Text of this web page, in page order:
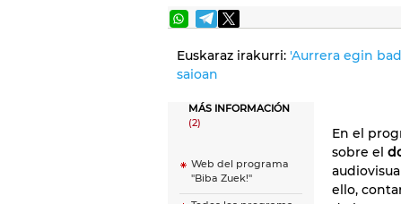
Euskaraz irakurri: 'Aurrera egin
saioan
MÁS INFORMACIÓN
(2)
Web del programa
"Biba Zuek!"
En el
sobre el
ello,